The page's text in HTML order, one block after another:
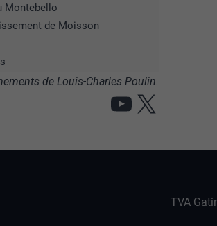
Montebello
de Moisson
de Louis-Charles Poulin.
YouTube
X
TVA